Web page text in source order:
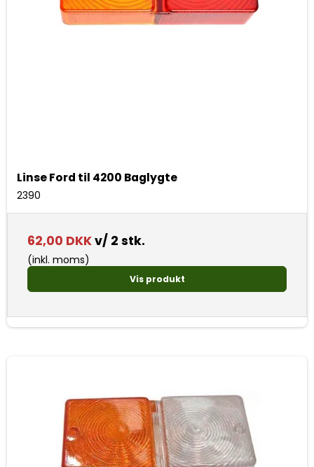
Linse Ford til 4200 Baglygte
2390
62,00 DKKv/ 2 stk.
(inkl. moms)
Vis produkt